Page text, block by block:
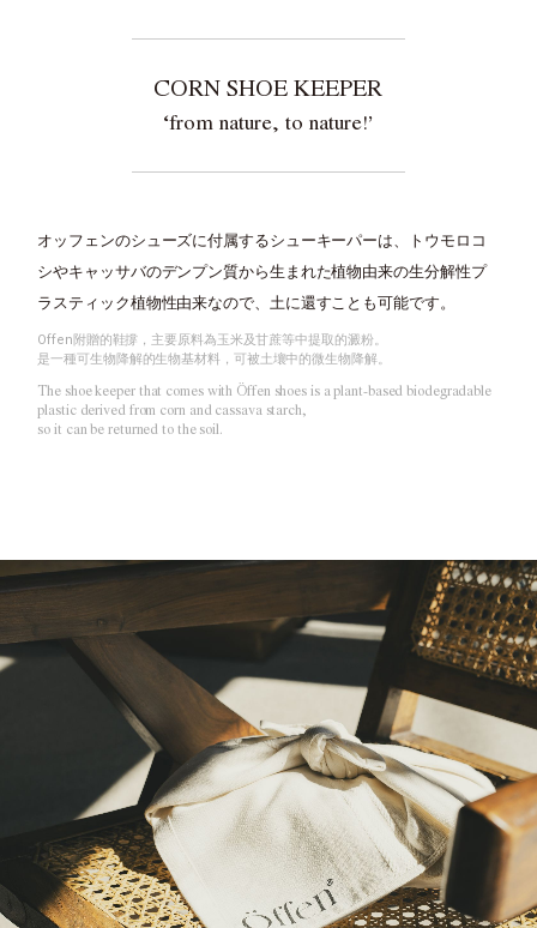
CORN SHOE KEEPER
‘from nature, to nature!’
オッフェンのシューズに付属するシューキーパーは、
トウモロコ
シやキャッサバのデンプン質から生まれた植物由来の生分解性プ
ラスティック植物性由来なので、土に還すことも可能です。
Offen附贈的鞋撐，主要原料為玉米及甘蔗等中提取的澱粉。
是一種可生物降解的生物基材料，可被土壤中的微生物降解。
The shoe keeper that comes with Öffen shoes is a plant-based biodegradable
plastic derived from corn and cassava starch,
so it can be returned to the soil.